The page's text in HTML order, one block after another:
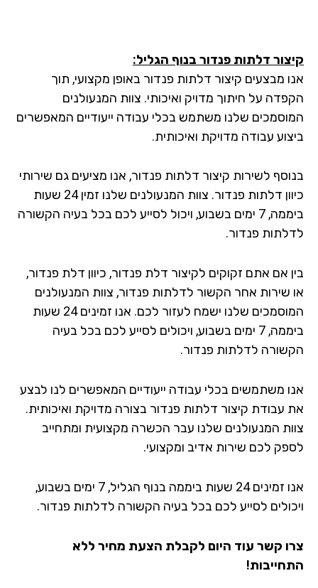
דלתות פנדור בנוף הגליל:
מבצעים קיצור דלתות פנדור באופן מקצועי, תוך
על חיתוך מדויק ואיכותי. צוות המנעולנים
שלנו משתמש בכלי עבודה ייעודיים המאפשרים
עבודה מדויקת ואיכותית.
לשירות קיצור דלתות פנדור, אנו מציעים גם שירותי
כיוון דלתות פנדור. צוות המנעולנים שלנו זמין 24 שעות
ביממה, 7 ימים בשבוע, ויכול לסייע לכם בכל בעיה הקשורה
פנדור.
אם אתם זקוקים לקיצור דלת פנדור, כיוון דלת פנדור,
שירות אחר הקשור לדלתות פנדור, צוות המנעולנים
המוסמכים שלנו ישמח לעזור לכם. אנו זמינים 24 שעות
ביממה, 7 ימים בשבוע, ויכולים לסייע לכם בכל בעיה
לדלתות פנדור.
משתמשים בכלי עבודה ייעודיים המאפשרים לנו לבצע
עבודת קיצור דלתות פנדור בצורה מדויקת ואיכותית.
המנעולנים שלנו עבר הכשרה מקצועית ומתחייב
לכם שירות אדיב ומקצועי.
אנו זמינים 24 שעות ביממה בנוף הגליל, 7 ימים בשבוע,
לסייע לכם בכל בעיה הקשורה לדלתות פנדור.
קשר עוד היום לקבלת הצעת מחיר ללא